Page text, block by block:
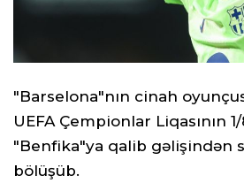
"Barselona"nın cinah
UEFA Çempionlar Liqasının
"Benfika"ya qalib gəlişindən
bölüşüb.